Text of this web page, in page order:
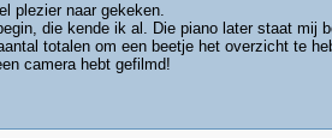
plezier naar gekeken.
die kende ik al. Die piano later staat mij
totalen om een beetje het overzicht te
camera hebt gefilmd!